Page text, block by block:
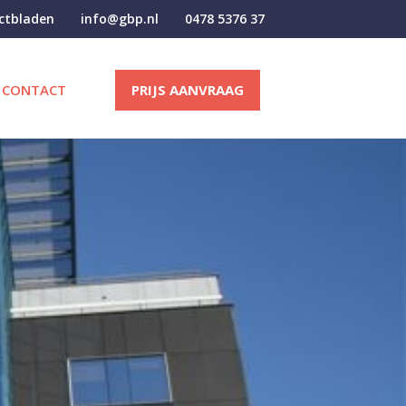
info@gbp.nl 0478 5376 37
CONTACT PRIJS AANVRAAG